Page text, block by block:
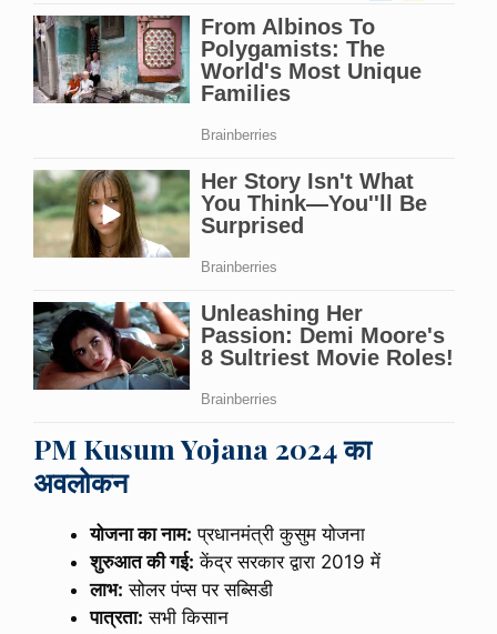
PM Kusum Yojana 2024 का
अवलोकन
योजना का नाम: प्रधानमंत्री कुसुम योजना
शुरुआत की गई: केंद्र सरकार द्वारा 2019 में
लाभ: सोलर पंप्स पर सब्सिडी
पात्रता: सभी किसान